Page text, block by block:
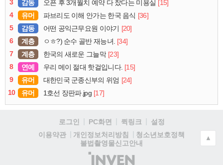
3
감동 오픈 후 3개월치 예약 다 찼다는 미용실 [15]
4
유머 파브리도 이해 안가는 한국 음식 [36]
5
감동 어떤 공익근무요원 이야기 [20]
6
계층 ㅇㅎ?) 순수 골반 재능녀. [34]
7
계층 한국의 새로운 그늘막 [23]
8
연예 우리 메이 절대 핫걸입니다. [15]
9
유머 대한민국 군종신부의 위엄 [24]
10
유머 1호선 장판파.jpg [17]
로그인 PC화면 퀵링크
설정
이용약관
개인정보처리방침
청소년보호정책
불법촬영물신고안내
(주)
▲